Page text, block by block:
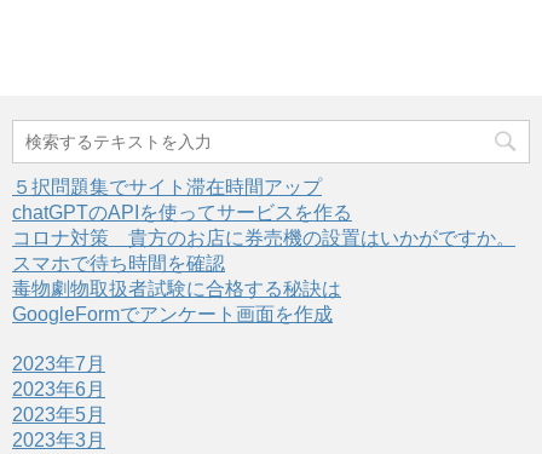
５択問題集でサイト滞在時間アップ
chatGPTのAPIを使ってサービスを作る
コロナ対策 貴方のお店に券売機の設置はいかがですか。
スマホで待ち時間を確認
毒物劇物取扱者試験に合格する秘訣は
GoogleFormでアンケート画面を作成
2023年7月
2023年6月
2023年5月
2023年3月